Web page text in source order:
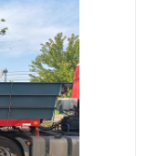
包机
干机
输送机